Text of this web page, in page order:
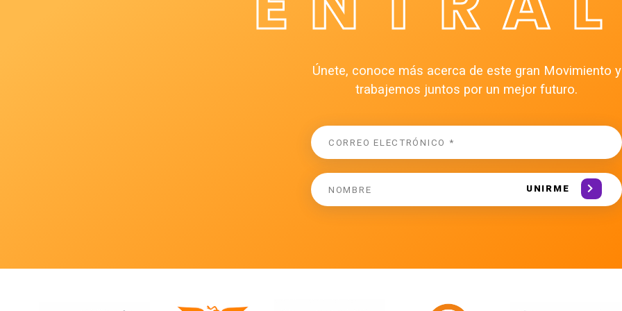
Únete, conoce más acerca de este gran Movimiento y
trabajemos juntos por un mejor futuro.
UNIRME